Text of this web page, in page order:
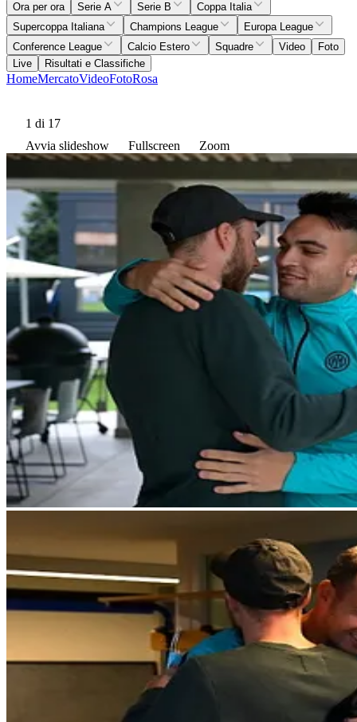
Ora per ora Serie A Serie B
Coppa Italia
Supercoppa Italiana
Champions League
Europa League
Conference League
Calcio Estero Squadre Video
Foto
Live
Risultati e Classifiche
HomeMercatoVideoFotoRosa
1 di 17
Avvia slideshow
Fullscreen Zoom